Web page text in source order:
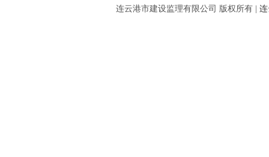
连云港市建设监理有限公司 版权所有 |